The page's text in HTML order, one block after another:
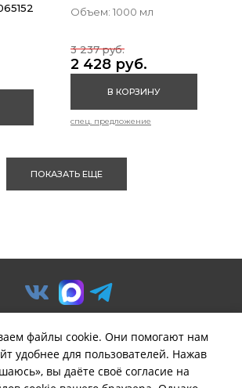
Объем: 1000 мл
2 428 руб.
3 237 руб.
В КОРЗИНУ
спец. предложение
ПОКАЗАТЬ ЕЩЕ
ООО «Предприятие «Удача».
Политика обработки
файлы cookie. Они помогают нам
удобнее для пользователей. Нажав
вы даёте своё согласие на